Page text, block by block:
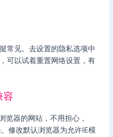
常见。去设置的隐私选项中
可以试着重置网络设置，有
容
览器的网站，不用担心，
修改默认浏览器为允许IE模